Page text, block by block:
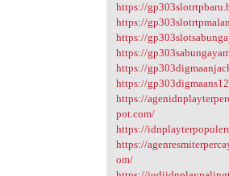
https://
https://
https://
https://
https://
https://
https://
pot.com/
https://
https://
om/